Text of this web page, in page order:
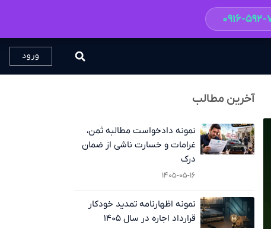
۵۹۲-۷۳۳۴
ورود
آخرین مطالب
نمونه دادخواست مطالبه ثمن،
غرامات و خسارت ناشی از ضمان
درک
۱۴۰۵-۰۵-۱۶
نمونه اظهارنامه تمدید خودکار
قرارداد اجاره در سال ۱۴۰۵